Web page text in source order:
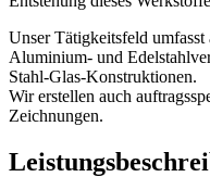
Unser Tätigkeitsfeld
Aluminium- und
Stahl-Glas-Konstruktionen.
Wir erstellen auch
Zeichnungen.